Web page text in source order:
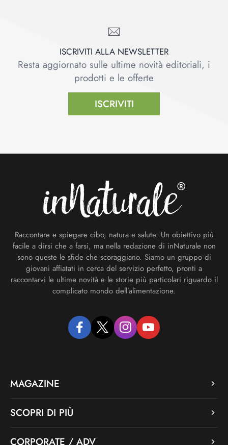
ISCRIVITI ALLA NEWSLETTER
Resta aggiornato sulle ultime novità editoriali, i
prodotti e le offerte
ISCRIVITI
Raccontare e spiegare cibo, natura e salute. Un obiettivo più
facile a dirsi che a farsi, ma nella redazione di inNaturale non
sono queste le sfide che scoraggiano. Siamo un gruppo di
giovani affiatati in cerca del servizio perfetto, pronti a
raccontarvi le ultime novità e le storie più particolari riguardo il
complicato mondo dell’alimentazione.
facebooktwitter instagramyoutube
MAGAZINE
SCOPRI DI PIÙ
CORPORATE / ADV